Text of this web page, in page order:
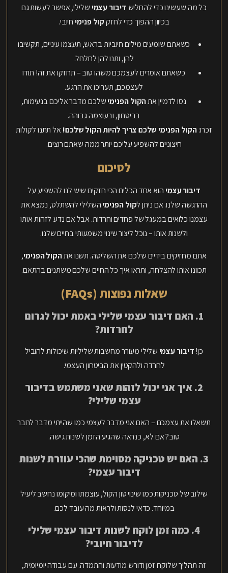
כל מה שעשינו כדי להחליש דיבור עצמישלילי, אפשר לעשות גם
בכיוון ההפוך כדי לחזקקול פנימיחיובי.
כשאתם שומעים מילים חיוביות בראש, תעצמו עיניים, תקשיבו
להן, ותנו להן לחלחל.
כשאתם אומרים לעצמכם משהו טוב – תחזקו את זה! תודו
לעצמכם, תעריכו את הרגע.
נסו לדמיין אתהקול הפנימישלכם מדבר אליכם בנעימות,
בביטחון, ובעוצמה גבוהה.
זכרו:הקול הפנימי שלכם צריך להיות הקול שלכם!אל תתנו לקולות
חיצוניים להשפיע עליכם יותר ממה שאתם רוצים.
לסיכום
דיבור עצמיהוא אחד הכלים הכי חזקים שיש לנו להשפיע על
ההרגשה שלנו. אם ניתן לקול הפנימיהשלילי להשתלט, נמצא את
עצמנו כלואים במעגל של פחדים וחרדות. אבל אם נדע לזהות אותו
ולשנות אותו – נוכל ליצור שינוי משמעותי בחיים שלנו.
אתם מחזיקים בידיים שלכם את השליטה. תשנו אתהקול הפנימי,
תכוונו אותו להצלחה, ותראו איך כל החיים שלכם משתנים בהתאם.
שאלות נפוצות (FAQs)
1. האם דיבור עצמי שלילי באמת יכול לגרום
לחרדות?
כן!דיבור עצמישלילי מעורר מחשבות שליליות שיכולות להוביל
לחרדה ולהקטין את הביטחון העצמי.
2. איך אני יכול לזהות שאני משתמש בדיבור
עצמי שלילי?
תשאלו את עצמכם – האם אני מדבר לעצמי כמו שהייתי מדבר לחבר
טוב? אם לא, כנראה שהגיע הזמן לשנות גישה.
3. האם יש טכניקה מסוימת שהכי עוזרת לשנות
דיבור עצמי?
שילוב של טכניקות כמו שינוי טון הקול, עוצמתו ומיקומו נחשב ליעיל
במיוחד. כדאי לנסות ולראות מה עובד לכם.
4. כמה זמן לוקח לשנות דיבור עצמי שלילי
לדיבור חיובי?
זה תהליך שלוקח זמן ודורש מודעות והתמדה. עם עבודה יומיומית,